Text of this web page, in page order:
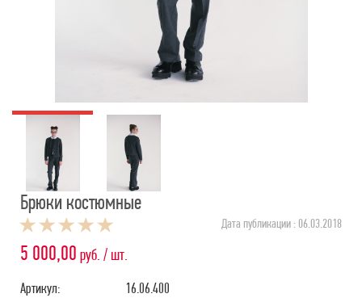
Брюки костюмные
Дата публикации : 06.03.2018
5 000,00 руб. / шт.
Артикул:
16.06.400